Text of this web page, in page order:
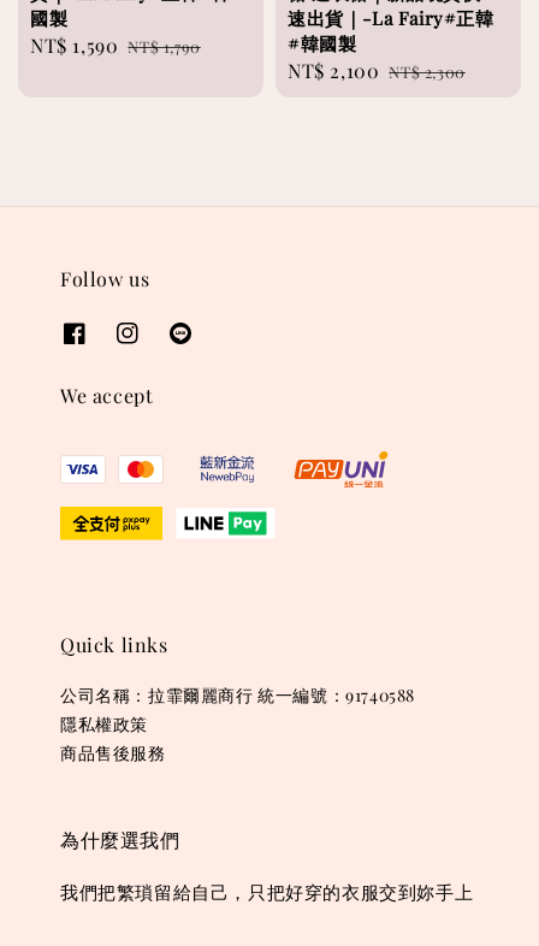
國製
Sale
NT$ 1,590 Regular
NT$ 1,790
速出貨｜-La Fairy#正韓
#韓國製
Sale
NT$ 2,100 Regular
NT$ 2,300
Follow us
We accept
Quick links
公司名稱：拉霏爾麗商行 統一編號：91740588
隱私權政策
商品售後服務
為什麼選我們
我們把繁瑣留給自己，只把好穿的衣服交到妳手上